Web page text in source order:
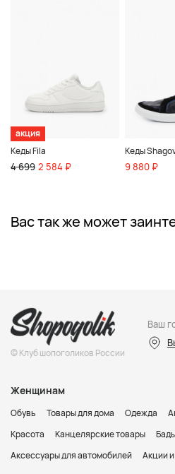
акция
Кеды Fila
4 699 2 584 ₽
Кеды
9 880 ₽
Вас так же может
© Клуб шопоголиков России
Ваш
Женщинам
Обувь Товары для дома Одежда
Красота
Канцелярские товары
Аксессуары для автомобилей
Акции